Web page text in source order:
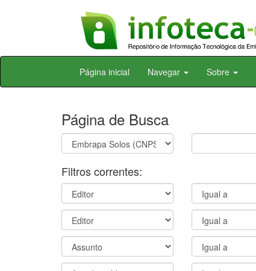
Skip
Página inicial Navegar Sobre
Página de Busca
Filtros correntes: